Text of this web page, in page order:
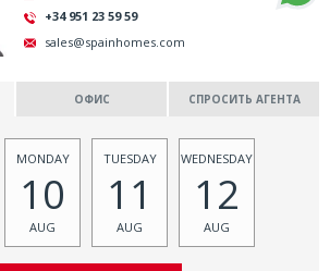
+34 951 23 59 59
sales@spainhomes.com
ОФИС СПРОСИТЬ АГЕНТА
MONDAY
10
AUG
TUESDAY
11
AUG
WEDNESDAY
12
AUG